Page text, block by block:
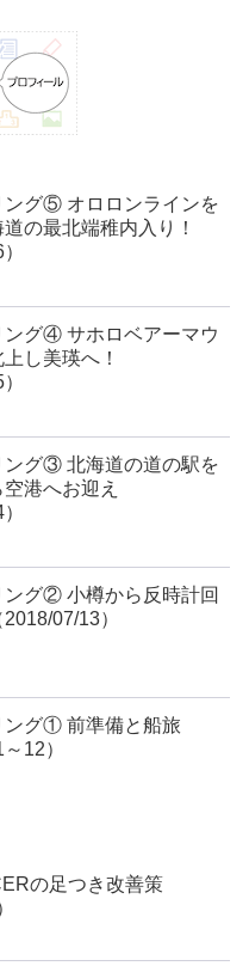
ング⑤ オロロンラインを
の最北端稚内入り！
ング④ サホロベアーマウ
し美瑛へ！
ング③ 北海道の道の駅を
港へお迎え
ング② 小樽から反時計回
07/13）
ング① 前準備と船旅
12）
の足つき改善策